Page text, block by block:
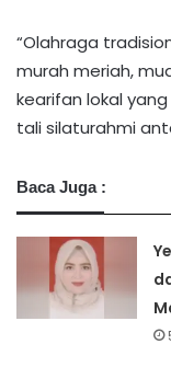
“Olahraga
murah meriah,
kearifan lokal
tali silaturahmi
Baca Juga :